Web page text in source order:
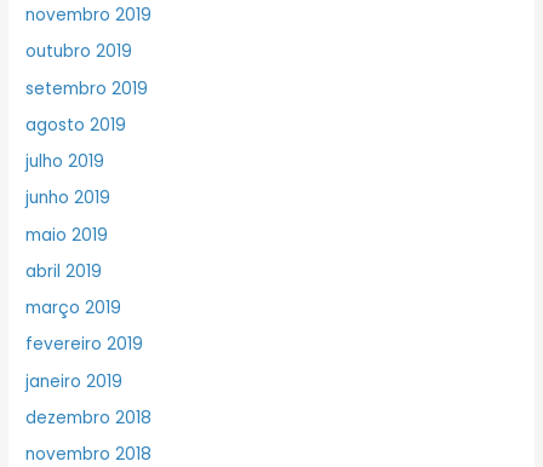
novembro 2019
outubro 2019
setembro 2019
agosto 2019
julho 2019
junho 2019
maio 2019
abril 2019
março 2019
fevereiro 2019
janeiro 2019
dezembro 2018
novembro 2018